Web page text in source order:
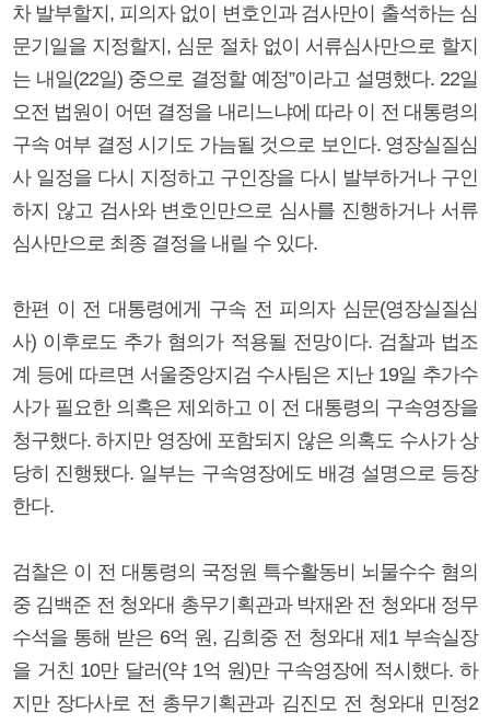
차 발부할지, 피의자 없이 변호인과 검사만이 출석하는 심
문기일을 지정할지, 심문 절차 없이 서류심사만으로 할지
는 내일(22일) 중으로 결정할 예정”이라고 설명했다. 22일
오전 법원이 어떤 결정을 내리느냐에 따라 이 전 대통령의
구속 여부 결정 시기도 가늠될 것으로 보인다. 영장실질심
사 일정을 다시 지정하고 구인장을 다시 발부하거나 구인
하지 않고 검사와 변호인만으로 심사를 진행하거나 서류
심사만으로 최종 결정을 내릴 수 있다.
한편 이 전 대통령에게 구속 전 피의자 심문(영장실질심
사) 이후로도 추가 혐의가 적용될 전망이다. 검찰과 법조
계 등에 따르면 서울중앙지검 수사팀은 지난 19일 추가수
사가 필요한 의혹은 제외하고 이 전 대통령의 구속영장을
청구했다. 하지만 영장에 포함되지 않은 의혹도 수사가 상
당히 진행됐다. 일부는 구속영장에도 배경 설명으로 등장
한다.
검찰은 이 전 대통령의 국정원 특수활동비 뇌물수수 혐의
중 김백준 전 청와대 총무기획관과 박재완 전 청와대 정무
수석을 통해 받은 6억 원, 김희중 전 청와대 제1 부속실장
을 거친 10만 달러(약 1억 원)만 구속영장에 적시했다. 하
지만 장다사로 전 총무기획관과 김진모 전 청와대 민정2